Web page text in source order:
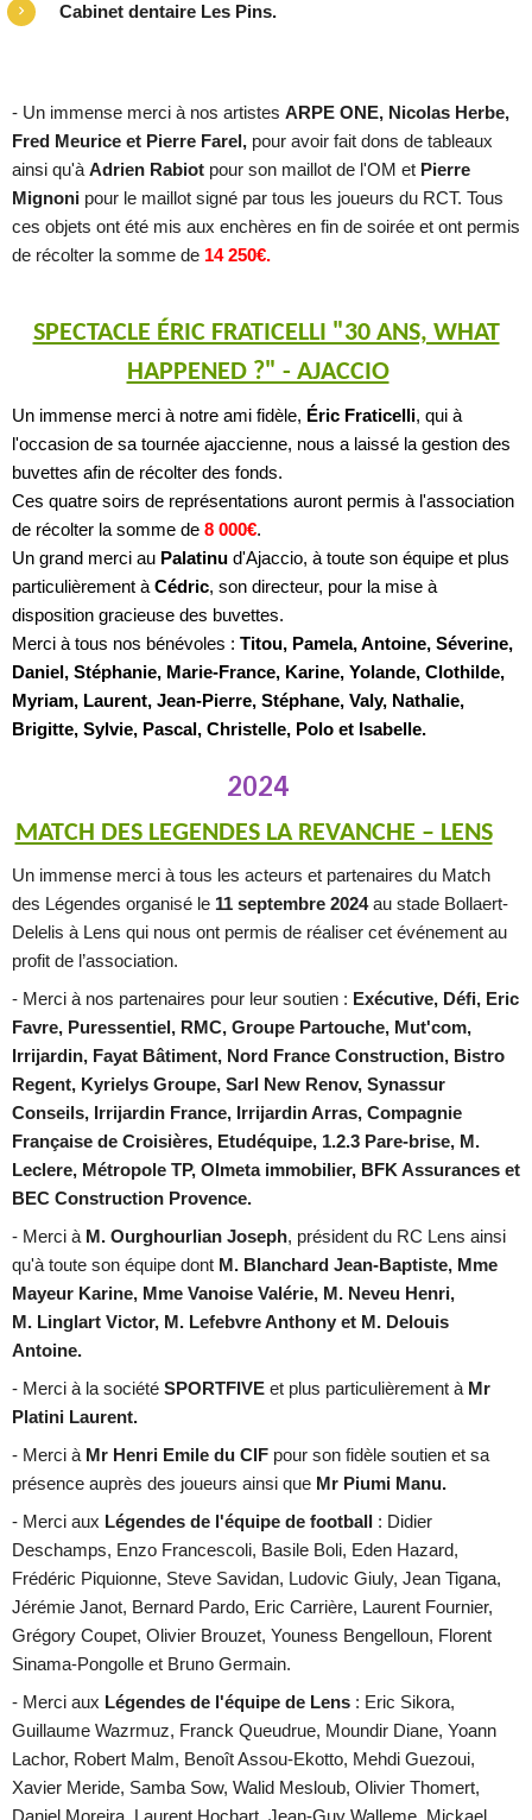
Cabinet dentaire Les Pins.
- Un immense merci à nos artistes ARPE ONE, Nicolas Herbe,
Fred Meurice et Pierre Farel, pour avoir fait dons de tableaux
ainsi qu'à Adrien Rabiot pour son maillot de l'OM et Pierre
Mignoni pour le maillot signé par tous les joueurs du RCT. Tous
ces objets ont été mis aux enchères en fin de soirée et ont permis
de récolter la somme de 14 250€.
SPECTACLE ÉRIC FRATICELLI "30 ANS, WHAT
HAPPENED ?" - AJACCIO
Un immense merci à notre ami fidèle, Éric Fraticelli, qui à
l'occasion de sa tournée ajaccienne, nous a laissé la gestion des
buvettes afin de récolter des fonds.
Ces quatre soirs de représentations auront permis à l'association
de récolter la somme de 8 000€.
Un grand merci au Palatinu d'Ajaccio, à toute son équipe et plus
particulièrement à Cédric, son directeur, pour la mise à
disposition gracieuse des buvettes.
Merci à tous nos bénévoles : Titou, Pamela, Antoine, Séverine,
Daniel, Stéphanie, Marie-France, Karine, Yolande, Clothilde,
Myriam, Laurent, Jean-Pierre, Stéphane, Valy, Nathalie,
Brigitte, Sylvie, Pascal, Christelle, Polo et Isabelle.
2024
MATCH DES LEGENDES LA REVANCHE – LENS
Un immense merci à tous les acteurs et partenaires du Match
des Légendes organisé le 11 septembre 2024au stade Bollaert-
Delelis à Lens qui nous ont permis de réaliser cet événement au
profit de l’association.
- Merci à nos partenaires pour leur soutien : Exécutive, Défi, Eric
Favre, Puressentiel, RMC, Groupe Partouche, Mut'com,
Irrijardin, Fayat Bâtiment, Nord France Construction, Bistro
Regent, Kyrielys Groupe, Sarl New Renov, Synassur
Conseils, Irrijardin France, Irrijardin Arras, Compagnie
Française de Croisières, Etudéquipe, 1.2.3 Pare-brise, M.
Leclere, Métropole TP, Olmeta immobilier, BFK Assurances et
BEC Construction Provence.
- Merci à M. Ourghourlian Joseph, président du RC Lens ainsi
qu'à toute son équipe dont M. Blanchard Jean-Baptiste, Mme
Mayeur Karine, Mme Vanoise Valérie, M. Neveu Henri,
M. Linglart Victor, M. Lefebvre Anthony et M. Delouis
Antoine.
- Merci à la société SPORTFIVE et plus particulièrement à Mr
Platini Laurent.
- Merci à Mr Henri Emile du CIF pour son fidèle soutien et sa
présence auprès des joueurs ainsi que Mr Piumi Manu.
- Merci aux Légendes de l'équipe de football
: Didier
Deschamps, Enzo Francescoli, Basile Boli, Eden Hazard,
Frédéric Piquionne, Steve Savidan, Ludovic Giuly, Jean Tigana,
Jérémie Janot, Bernard Pardo, Eric Carrière, Laurent Fournier,
Grégory Coupet, Olivier Brouzet, Youness Bengelloun, Florent
Sinama-Pongolle et Bruno Germain.
- Merci aux Légendes de l'équipe de Lens : Eric Sikora,
Guillaume Wazrmuz, Franck Queudrue, Moundir Diane, Yoann
Lachor, Robert Malm, Benoît Assou-Ekotto, Mehdi Guezoui,
Xavier Meride, Samba Sow, Walid Mesloub, Olivier Thomert,